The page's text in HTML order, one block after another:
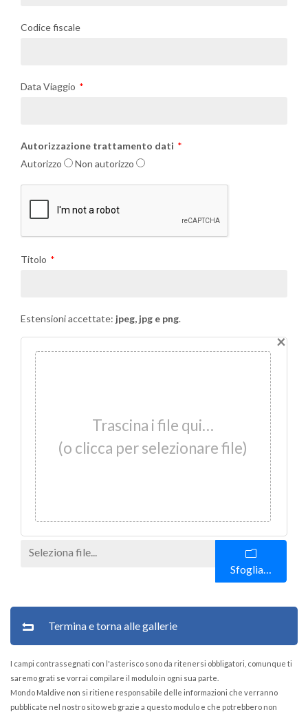
Codice fiscale
Data Viaggio
Autorizzazione trattamento dati
Autorizzo
Non autorizzo
Titolo
Estensioni accettate: jpeg, jpg e png.
×
Trascina i file qui…
(o clicca per selezionare file)
Sfoglia…
Termina e torna alle gallerie
I campi contrassegnati con l'asterisco sono da ritenersi obbligatori, comunque ti
saremo grati se vorrai compilare il modulo in ogni sua parte.
Mondo Maldive non si ritiene responsabile delle informazioni che verranno
pubblicate nel nostro sito web grazie a questo modulo e che potrebbero non